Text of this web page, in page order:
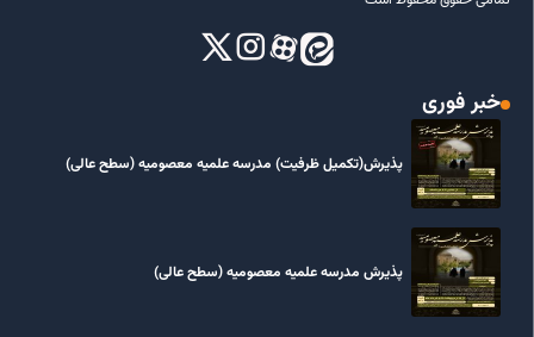
خبر فوری
پذیرش(تکمیل ظرفیت) مدرسه علمیه معصومیه‌ (سطح عالی)
پذیرش مدرسه علمیه معصومیه‌ (سطح عالی)